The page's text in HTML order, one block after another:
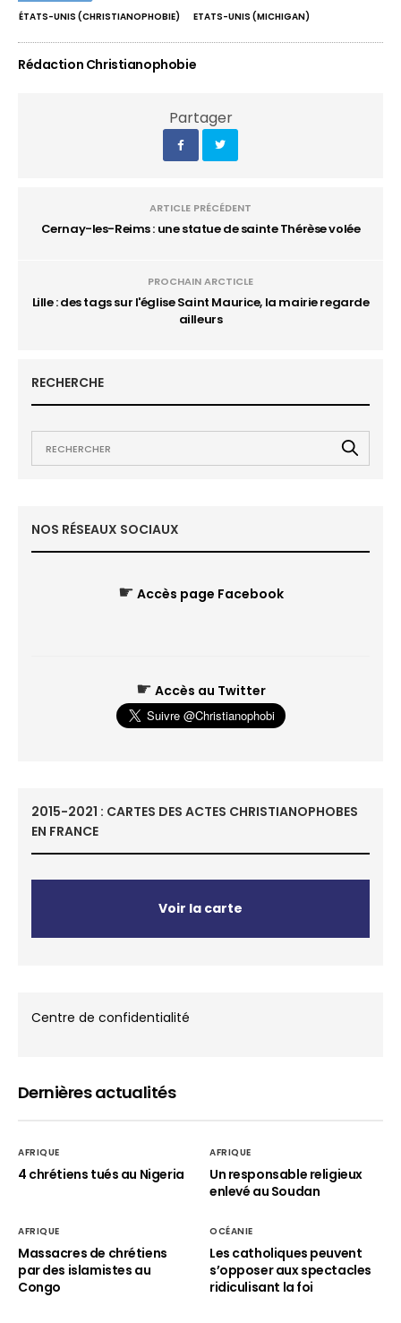
ÉTATS-UNIS (CHRISTIANOPHOBIE)
ETATS-UNIS (MICHIGAN)
Rédaction Christianophobie
Partager
ARTICLE PRÉCÉDENT
Cernay-les-Reims : une statue de sainte Thérèse volée
PROCHAIN ARCTICLE
Lille : des tags sur l'église Saint Maurice, la mairie regarde
ailleurs
RECHERCHE
NOS RÉSEAUX SOCIAUX
☛ Accès page Facebook
☛ Accès au Twitter
2015-2021 : CARTES DES ACTES CHRISTIANOPHOBES
EN FRANCE
Voir la carte
Centre de confidentialité
Dernières actualités
AFRIQUE
4 chrétiens tués au Nigeria
AFRIQUE
Un responsable religieux
enlevé au Soudan
AFRIQUE
Massacres de chrétiens
par des islamistes au
Congo
OCÉANIE
Les catholiques peuvent
s’opposer aux spectacles
ridiculisant la foi